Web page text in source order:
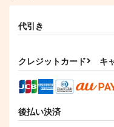
融点
NO GINGER
629円（税込）
煉獄杏寿郎×竈門炭治郎
rntn
ベイ
煉
代引き
クレジットカード キ
後払い決済